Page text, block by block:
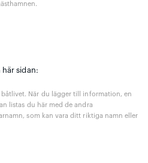
sidan:
När du lägger till information, en
listas du här med de andra
som kan vara ditt riktiga namn eller